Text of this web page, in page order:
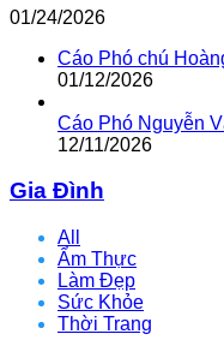
01/24/2026
Cáo Phó chú
01/12/2026
Cáo Phó Nguyễn
12/11/2026
Gia Đình
All
Ẩm Thực
Làm Đẹp
Sức Khỏe
Thời Trang